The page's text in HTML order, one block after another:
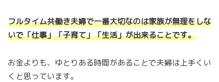
フルタイム共働き夫婦で一番大切なのは家族が無理をしな
いで「仕事」「子育て」「生活」が出来ることです。
お金よりも、ゆとりある時間があることで夫婦は上手くい
くと思っています。